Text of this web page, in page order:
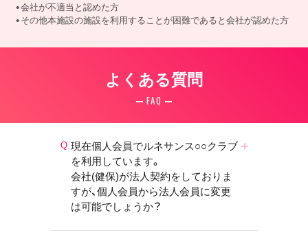
会社が不適当と認めた方
その他本施設の施設を利用することが困難であると会社が認めた方
よくある質問
FAQ
現在個人会員でルネサンス○○クラブ
を利用しています。
会社(健保)が法人契約をしておりま
すが、個人会員から法人会員に変更
は可能でしょうか？